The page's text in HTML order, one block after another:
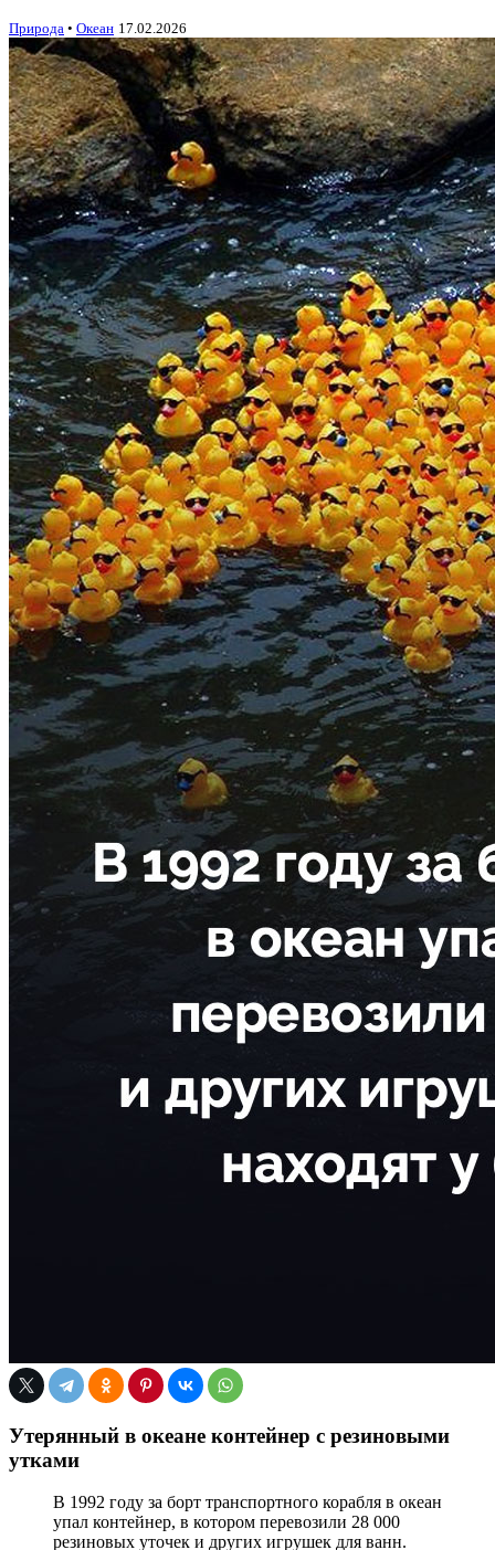
Природа • Океан 17.02.2026
Утерянный в океане контейнер с резиновыми
утками
В 1992 году за борт транспортного корабля в океан
упал контейнер, в котором перевозили 28 000
резиновых уточек и других игрушек для ванн.